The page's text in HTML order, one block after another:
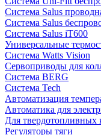
Система Salus
Система Salus
Система Salus iT600
Универсальные
Система Watts Vision
Сервоприводы для
Система BERG
Система Tech
Автоматизация
Автоматика для
Для твердотопливных
Регуляторы тяги